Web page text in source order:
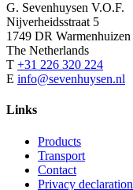
G. Sevenhuysen V.O.F.
Nijverheidsstraat 5
1749 DR Warmenhuizen
The Netherlands
T +31 226 320 224
E info@sevenhuysen.nl
Links
Products
Transport
Contact
Privacy declaration